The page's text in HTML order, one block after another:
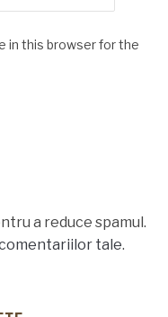
in this browser for the
a reduce spamul.
tale.